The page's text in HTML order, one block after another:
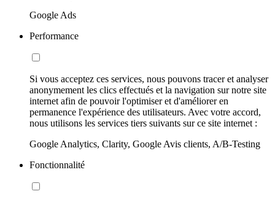
Google Ads
Performance
Si vous acceptez ces services, nous pouvons tracer et analyser
anonymement les clics effectués et la navigation sur notre site
internet afin de pouvoir l'optimiser et d'améliorer en
permanence l'expérience des utilisateurs. Avec votre accord,
nous utilisons les services tiers suivants sur ce site internet :
Google Analytics, Clarity, Google Avis clients, A/B-Testing
Fonctionnalité